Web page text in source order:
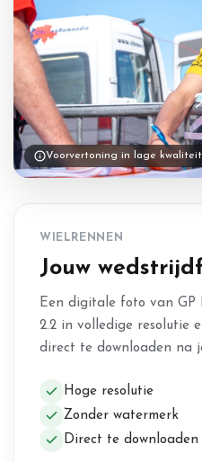
Voorvertoning in lage kwaliteit
WIELRENNEN
Jouw
Een digitale foto van GP
2.2 in volledige resolutie
direct te downloaden na
Hoge resolutie
Zonder watermerk
Direct te downloaden